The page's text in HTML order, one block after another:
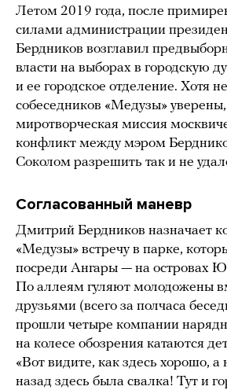
Летом 2019 года, после
силами администрации
Бердников возглавил
власти на выборах в городскую
и ее городское отделение. Хотя
собеседников «Медузы»
миротворческая миссия
конфликт между мэром
Соколом разрешить так и не
Согласованный маневр
Дмитрий Бердников назначает
«Медузы» встречу в парке,
посреди Ангары — на островах
По аллеям гуляют молодожены
друзьями (всего за полчаса
прошли четыре компании
на колесе обозрения катаются
«Вот видите, как здесь хорошо, а
назад здесь была свалка! Тут и